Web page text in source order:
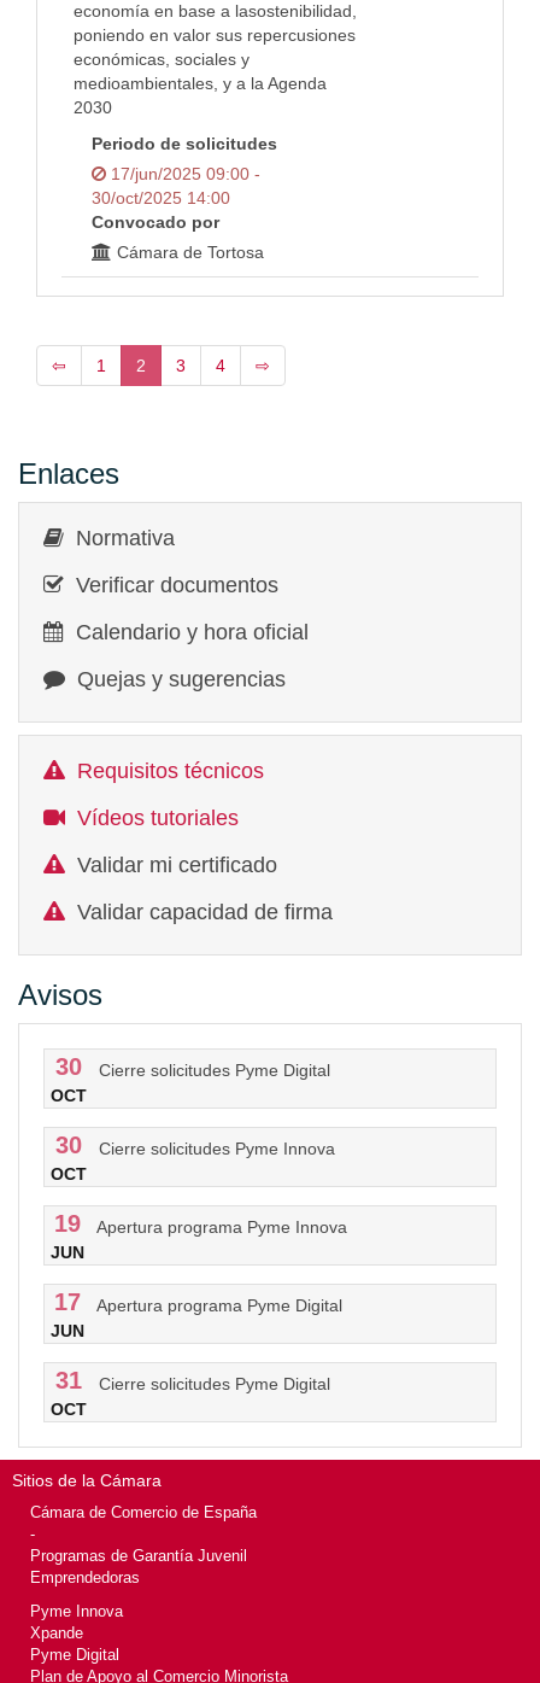
economía en base a lasostenibilidad,
poniendo en valor sus repercusiones
económicas, sociales y
medioambientales, y a la Agenda
2030
Periodo de solicitudes
17/jun/2025 09:00 -
30/oct/2025 14:00
Convocado por
Cámara de Tortosa
⇦ 1 2 3 4 ⇨
Enlaces
Normativa
Verificar documentos
Calendario y hora oficial
Quejas y sugerencias
Requisitos técnicos
Vídeos tutoriales
Validar mi certificado
Validar capacidad de firma
Avisos
30
OCT
Cierre solicitudes Pyme Digital
30
OCT
Cierre solicitudes Pyme Innova
19
JUN
Apertura programa Pyme Innova
17
JUN
Apertura programa Pyme Digital
31
OCT
Cierre solicitudes Pyme Digital
Sitios de la Cámara
Cámara de Comercio de España
-
Programas de Garantía Juvenil
Emprendedoras
Pyme Innova
Xpande
Pyme Digital
Plan de Apoyo al Comercio Minorista